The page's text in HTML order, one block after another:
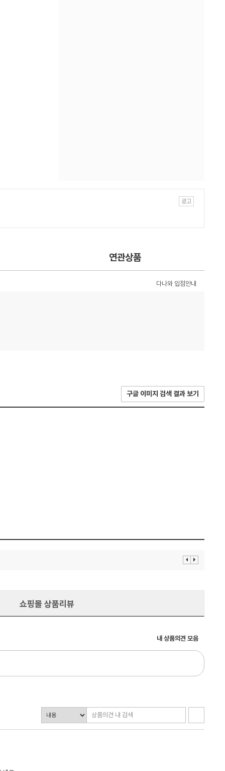
연관상품
다나와 입점안내
구글 이미지 검색 결과 보기
이 다
쇼핑몰 상품리뷰
내 상품의견 모음